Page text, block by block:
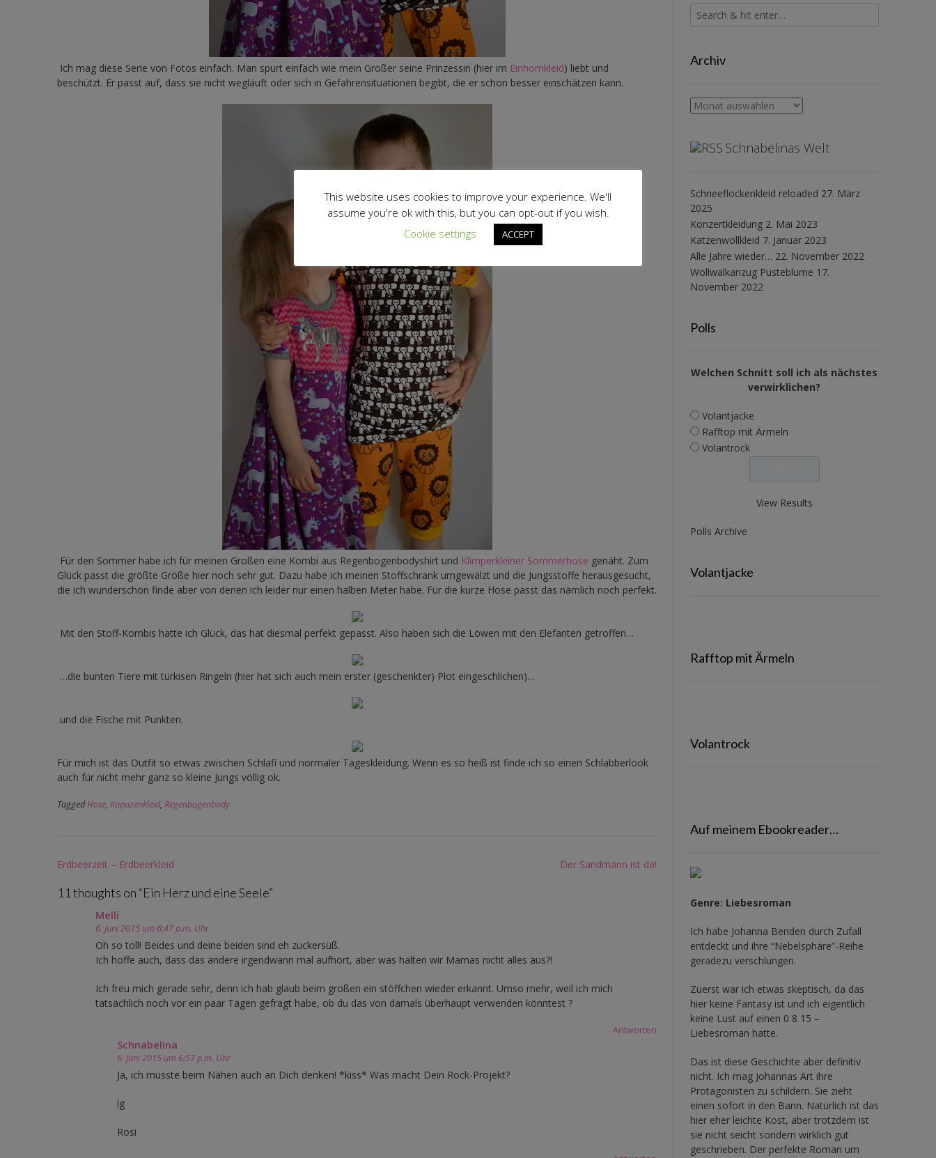
Ich mag diese Serie von Fotos einfach. Man spürt einfach wie mein Großer seine Prinzessin (hier im Einhornkleid) liebt und
beschützt. Er passt auf, dass sie nicht wegläuft oder sich in Gefahrensituationen begibt, die er schon besser einschätzen kann.
Für den Sommer habe ich für meinen Großen eine Kombi aus Regenbogenbodyshirt und Klimperkleiner Sommerhose genäht. Zum
Glück passt die größte Größe hier noch sehr gut. Dazu habe ich meinen Stoffschrank umgewälzt und die Jungsstoffe herausgesucht,
die ich wunderschön finde aber von denen ich leider nur einen halben Meter habe. Für die kurze Hose passt das nämlich noch perfekt.
Mit den Stoff-Kombis hatte ich Glück, das hat diesmal perfekt gepasst. Also haben sich die Löwen mit den Elefanten getroffen…
…die bunten Tiere mit türkisen Ringeln (hier hat sich auch mein erster (geschenkter) Plot eingeschlichen)…
und die Fische mit Punkten.
Für mich ist das Outfit so etwas zwischen Schlafi und normaler Tageskleidung. Wenn es so heiß ist finde ich so einen Schlabberlook
auch für nicht mehr ganz so kleine Jungs völlig ok.
TaggedHose, Kapuzenkleid, Regenbogenbody
Post
Erdbeerzeit – Erdbeerkleid Der Sandmann ist da!
11 thoughts on “Ein Herz und eine Seele”
Melli
6. Juni 2015 um 6:47 p.m. Uhr
Oh so toll! Beides und deine beiden sind eh zuckersüß.
Ich hoffe auch, dass das andere irgendwann mal aufhört, aber was halten wir Mamas nicht alles aus?!
Ich freu mich gerade sehr, denn ich hab glaub beim großen ein stöffchen wieder erkannt. Umso mehr, weil ich mich
tatsächlich noch vor ein paar Tagen gefragt habe, ob du das von damals überhaupt verwenden könntest ?
Antworten
Schnabelina
6. Juni 2015 um 6:57 p.m. Uhr
Ja, ich musste beim Nähen auch an Dich denken! *kiss* Was macht Dein Rock-Projekt?
lg
Rosi
Archiv
Archiv
Schnabelinas Welt
Schneeflockenkleid reloaded 27. März
2025
Konzertkleidung 2. Mai 2023
Katzenwollkleid 7. Januar 2023
Alle Jahre wieder… 22. November 2022
Wollwalkanzug Pusteblume 17.
November 2022
Polls
Welchen Schnitt soll ich als nächstes
verwirklichen?
Volantjacke
Rafftop mit Ärmeln
Volantrock
View Results
Polls Archive
Volantjacke
Rafftop mit Ärmeln
Volantrock
Auf meinem Ebookreader…
Genre: Liebesroman
Ich habe Johanna Benden durch Zufall
entdeckt und ihre “Nebelsphäre”-Reihe
geradezu verschlungen.
Zuerst war ich etwas skeptisch, da das
hier keine Fantasy ist und ich eigentlich
keine Lust auf einen 0 8 15 –
Liebesroman hatte.
Das ist diese Geschichte aber definitiv
nicht. Ich mag Johannas Art ihre
Protagonisten zu schildern. Sie zieht
einen sofort in den Bann. Natürlich ist das
hier eher leichte Kost, aber trotzdem ist
sie nicht seicht sondern wirklich gut
geschrieben. Der perfekte Roman um
This website uses cookies to improve your experience. We'll
assume you're ok with this, but you can opt-out if you wish.
Cookie settings
ACCEPT